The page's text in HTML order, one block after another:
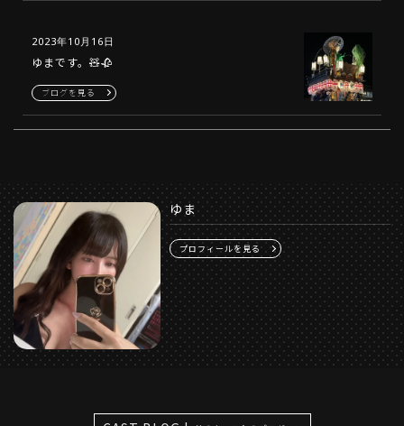
2023年10月16日
ゆまです。🧸🥀
ブログを見る
ゆま
プロフィールを見る